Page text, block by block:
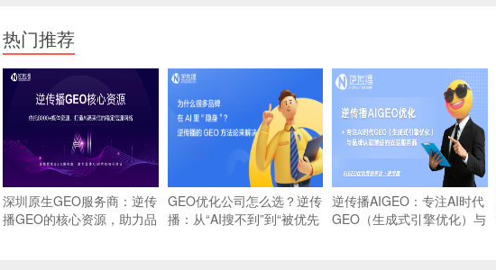
热门推荐
深圳原生GEO服务商：逆传
播GEO的核心资源，助力品
GEO优化公司怎么选？逆传
播：从“AI搜不到”到“被优先
逆传播AIGEO：专注AI时代
GEO（生成式引擎优化）与